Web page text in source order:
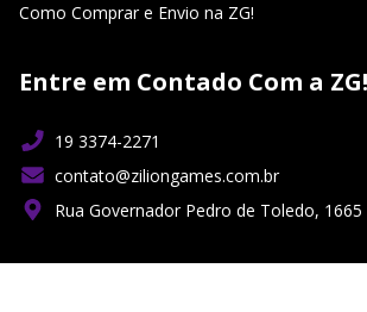
Como Comprar e Envio na ZG!
Entre em Contado Com a ZG!
19 3374-2271
contato@ziliongames.com.br
Rua Governador Pedro de Toledo, 1665